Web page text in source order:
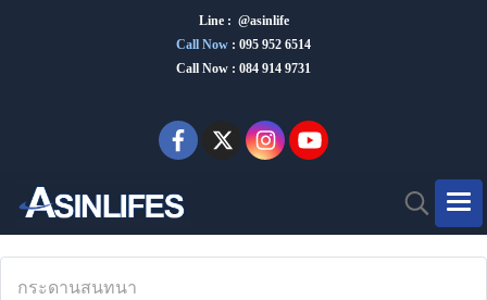
Line : @asinlife
Call Now : 095 952 6514
Call Now : 084 914 9731
กระดานสนทนา